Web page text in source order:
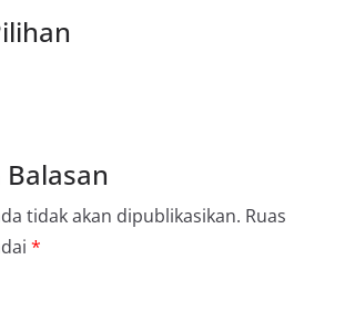
tidak akan dipublikasikan. Ruas
*